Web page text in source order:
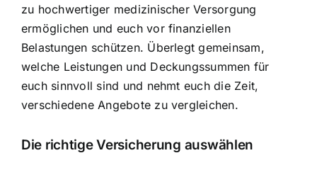
zu hochwertiger medizinischer Versorgung
ermöglichen und euch vor finanziellen
Belastungen schützen. Überlegt gemeinsam,
welche Leistungen und Deckungssummen für
euch sinnvoll sind und nehmt euch die Zeit,
verschiedene Angebote zu vergleichen.
Die richtige Versicherung auswählen